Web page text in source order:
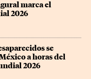
marca el
2026
se
a horas del
2026